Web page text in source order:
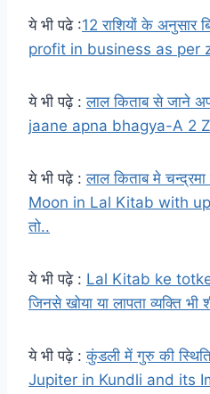
ये भी पढे :12 राशियों के अनुसार
profit in business as per
ये भी पढ़े :लाल किताब से जाने
jaane apna bhagya-A 2
ये भी पढ़े :लाल किताब मे
Moon in Lal Kitab with
तो..
ये भी पढ़े : Lal Kitab ke
जिनसे खोया या लापता व्यक्ति भी
ये भी पढ़े :कुंडली में गुरु की
Jupiter in Kundli and its